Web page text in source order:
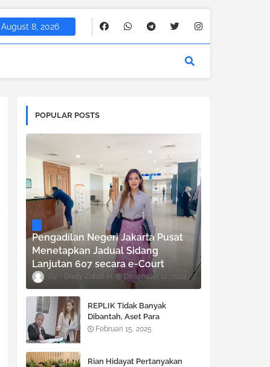
August 8, 2026
POPULAR POSTS
Pengadilan Negeri Jakarta Pusat
Menetapkan Jadual Sidang
Lanjutan 607 secara e-Court
Dody Zuhdi Desember 12, 2024
REPLIK Tidak Banyak
Dibantah, Aset Para
TERGUGAT Terancam di SITA
Februari 15, 2025
Rian Hidayat Pertanyakan